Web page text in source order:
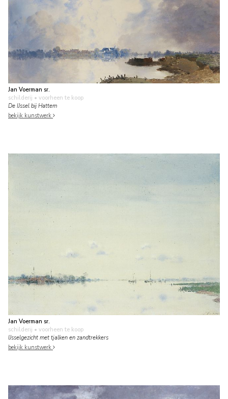
Jan Voerman sr.
schilderij • voorheen te koop
De IJssel bij Hattem
bekijk kunstwerk
Jan Voerman sr.
schilderij • voorheen te koop
IJsselgezicht met tjalken en zandtrekkers
bekijk kunstwerk